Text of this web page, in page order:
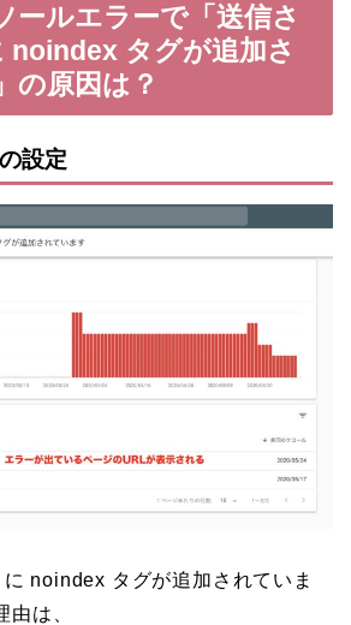
ールエラーで「送信さ
noindex タグが追加さ
の原因は？
設定
に noindex タグが追加されていま
由は、